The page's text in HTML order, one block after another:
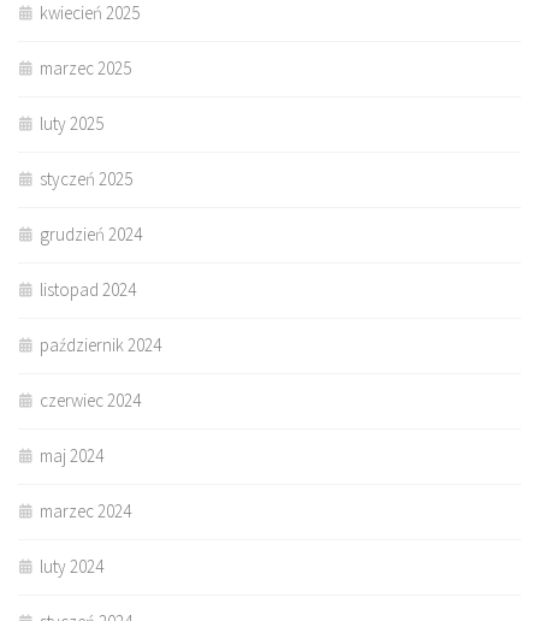
kwiecień 2025
marzec 2025
luty 2025
styczeń 2025
grudzień 2024
listopad 2024
październik 2024
czerwiec 2024
maj 2024
marzec 2024
luty 2024